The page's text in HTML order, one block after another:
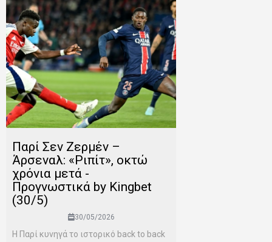
Παρί Σεν Ζερμέν –
Άρσεναλ: «Ριπίτ», οκτώ
χρόνια μετά -
Προγνωστικά by Kingbet
(30/5)
30/05/2026
Η Παρί κυνηγά το ιστορικό back to back